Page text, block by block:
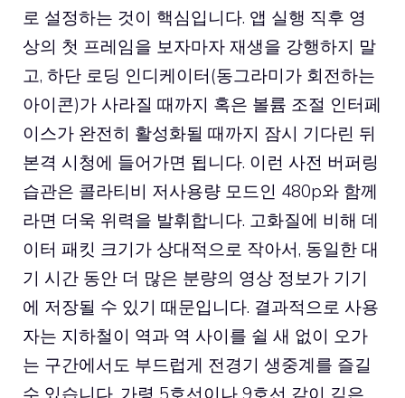
로 설정하는 것이 핵심입니다. 앱 실행 직후 영
상의 첫 프레임을 보자마자 재생을 강행하지 말
고, 하단 로딩 인디케이터(동그라미가 회전하는
아이콘)가 사라질 때까지 혹은 볼륨 조절 인터페
이스가 완전히 활성화될 때까지 잠시 기다린 뒤
본격 시청에 들어가면 됩니다. 이런 사전 버퍼링
습관은 콜라티비 저사용량 모드인 480p와 함께
라면 더욱 위력을 발휘합니다. 고화질에 비해 데
이터 패킷 크기가 상대적으로 작아서, 동일한 대
기 시간 동안 더 많은 분량의 영상 정보가 기기
에 저장될 수 있기 때문입니다. 결과적으로 사용
자는 지하철이 역과 역 사이를 쉴 새 없이 오가
는 구간에서도 부드럽게 전경기 생중계를 즐길
수 있습니다. 가령 5호선이나 9호선 같이 깊은